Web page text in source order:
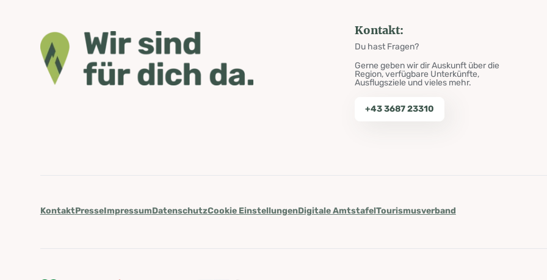
Kontakt:
Du hast Fragen?
Gerne geben wir dir Auskunft über die
Region, verfügbare Unterkünfte,
Ausflugsziele und vieles mehr.
+43 3687 23310
KontaktPresseImpressumDatenschutzCookie EinstellungenDigitale AmtstafelTourismusverband